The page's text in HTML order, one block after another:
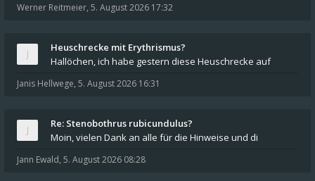
Werner Reitmeier, 5. August 2026 17:32
Heuschrecke mit Erythrismus?
Hallöchen, ich habe gestern diese Heuschrecke auf
Janis Hellwege, 5. August 2026 16:31
Re: Stenobothrus rubicundulus?
Moin, vielen Dank an alle für die Hinweise und di
Jann Ewald, 5. August 2026 08:28